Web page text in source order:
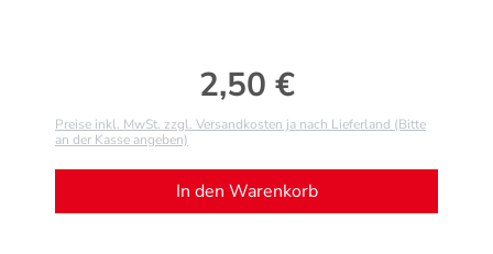
Regulärer Preis:
2,50 €
Preise inkl. MwSt. zzgl. Versandkosten ja nach Lieferland (Bitte
an der Kasse angeben)
In den Warenkorb